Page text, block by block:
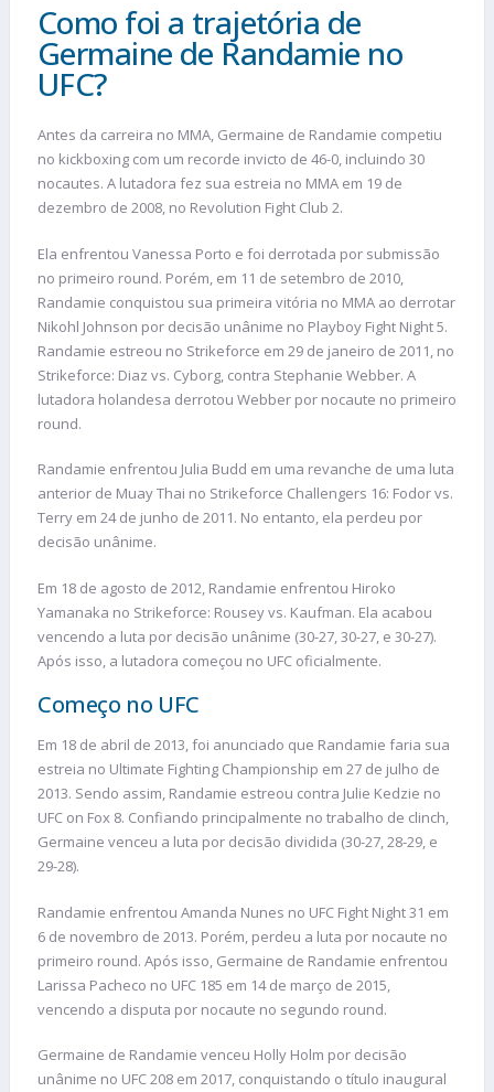
Como foi a trajetória de
Germaine de Randamie no
UFC?
Antes da carreira no MMA, Germaine de Randamie competiu
no kickboxing com um recorde invicto de 46-0, incluindo 30
nocautes. A lutadora fez sua estreia no MMA em 19 de
dezembro de 2008, no Revolution Fight Club 2.
Ela enfrentou Vanessa Porto e foi derrotada por submissão
no primeiro round. Porém, em 11 de setembro de 2010,
Randamie conquistou sua primeira vitória no MMA ao derrotar
Nikohl Johnson por decisão unânime no Playboy Fight Night 5.
Randamie estreou no Strikeforce em 29 de janeiro de 2011, no
Strikeforce: Diaz vs. Cyborg, contra Stephanie Webber. A
lutadora holandesa derrotou Webber por nocaute no primeiro
round.
Randamie enfrentou Julia Budd em uma revanche de uma luta
anterior de Muay Thai no Strikeforce Challengers 16: Fodor vs.
Terry em 24 de junho de 2011. No entanto, ela perdeu por
decisão unânime.
Em 18 de agosto de 2012, Randamie enfrentou Hiroko
Yamanaka no Strikeforce: Rousey vs. Kaufman. Ela acabou
vencendo a luta por decisão unânime (30-27, 30-27, e 30-27).
Após isso, a lutadora começou no UFC oficialmente.
Começo no UFC
Em 18 de abril de 2013, foi anunciado que Randamie faria sua
estreia no Ultimate Fighting Championship em 27 de julho de
2013. Sendo assim, Randamie estreou contra Julie Kedzie no
UFC on Fox 8. Confiando principalmente no trabalho de clinch,
Germaine venceu a luta por decisão dividida (30-27, 28-29, e
29-28).
Randamie enfrentou Amanda Nunes no UFC Fight Night 31 em
6 de novembro de 2013. Porém, perdeu a luta por nocaute no
primeiro round. Após isso, Germaine de Randamie enfrentou
Larissa Pacheco no UFC 185 em 14 de março de 2015,
vencendo a disputa por nocaute no segundo round.
Germaine de Randamie venceu Holly Holm por decisão
unânime no UFC 208 em 2017, conquistando o título inaugural